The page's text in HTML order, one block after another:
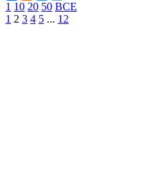
1 10 20 50 ВСЕ
1 2 3 4 5 ... 12